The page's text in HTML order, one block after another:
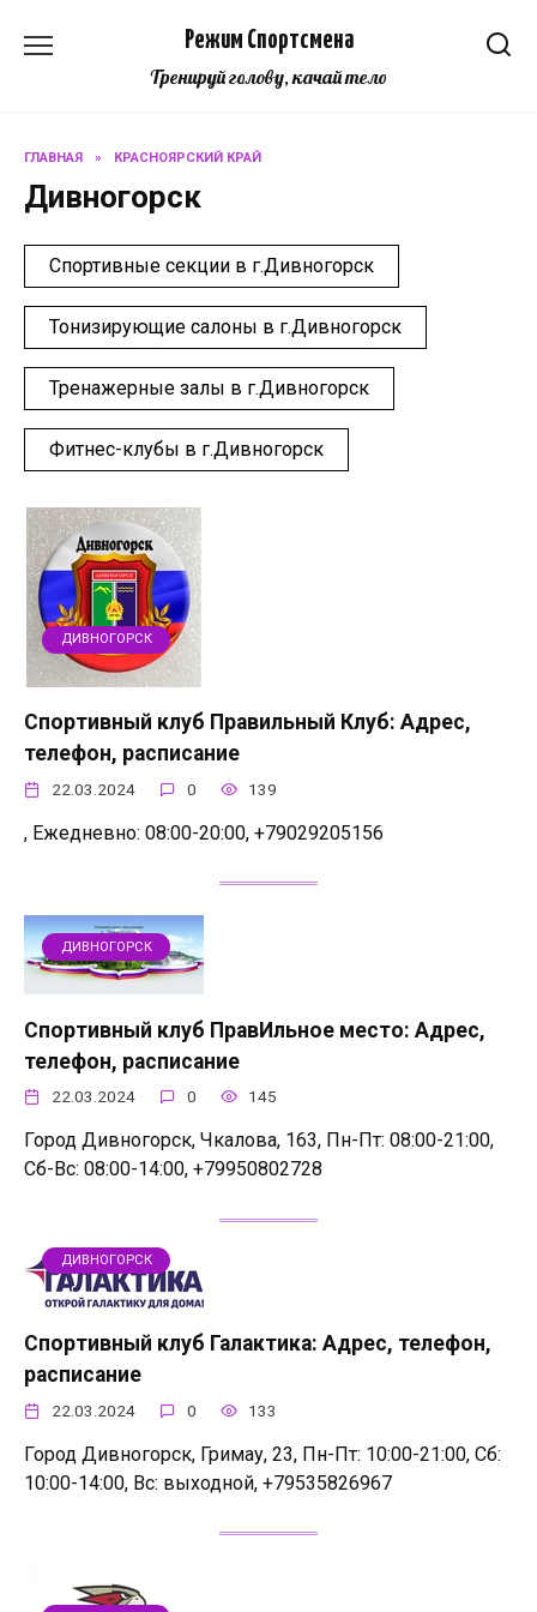
Режим Спортсмена
Тренируй голову, качай тело
ГЛАВНАЯ » КРАСНОЯРСКИЙ КРАЙ
Дивногорск
Спортивные секции в г.Дивногорск
Тонизирующие салоны в г.Дивногорск
Тренажерные залы в г.Дивногорск
Фитнес-клубы в г.Дивногорск
ДИВНОГОРСК
Спортивный клуб Правильный Клуб: Адрес,
телефон, расписание
22.03.2024 0 139
, Ежедневно: 08:00-20:00, +79029205156
ДИВНОГОРСК
Спортивный клуб ПравИльное место: Адрес,
телефон, расписание
22.03.2024 0 145
Город Дивногорск, Чкалова, 163, Пн-Пт: 08:00-21:00,
Сб-Вс: 08:00-14:00, +79950802728
ДИВНОГОРСК
Спортивный клуб Галактика: Адрес, телефон,
расписание
22.03.2024 0 133
Город Дивногорск, Гримау, 23, Пн-Пт: 10:00-21:00, Сб:
10:00-14:00, Вс: выходной, +79535826967